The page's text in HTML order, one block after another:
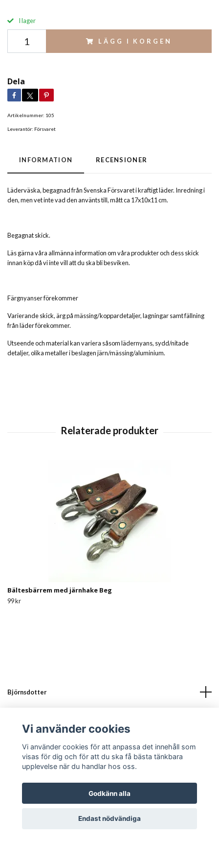
I lager
LÄGG I KORGEN
Dela
Artikelnummer: 105
Leverantör: Försvaret
INFORMATION RECENSIONER
Läderväska, begagnad från Svenska Försvaret i kraftigt läder. Inredning i
den, men vet inte vad den använts till, mått ca 17x10x11 cm.
Begagnat skick.
Läs gärna våra allmänna information om våra produkter och dess skick
innan köp då vi inte vill att du ska bli besviken.
Färgnyanser förekommer
Varierande skick, ärg på mässing/koppardetaljer, lagningar samt fällning
från läder förekommer.
Utseende och material kan variera såsom lädernyans, sydd/nitade
detaljer, olika metaller i beslagen järn/mässing/aluminium.
Bältesbärrem med järnhake Beg
99 kr
Björnsdotter
Sociala medier
© 2026 Björnsdotter
Vi använder cookies
Vi använder cookies för att anpassa det innehåll som
visas för dig och för att du ska få bästa tänkbara
upplevelse när du handlar hos oss.
Godkänn alla
Endast nödvändiga